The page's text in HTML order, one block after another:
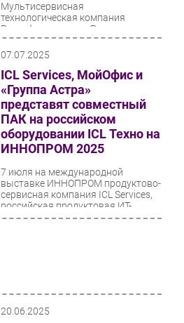
Мультисервисная
технологическая компания
Рексофт впервые в России
разработала и реализовала
алгоритмы системы
07.07.2025
ICL Services, МойОфис и
«Группа Астра»
представят совместный
ПАК на российском
оборудовании ICL Техно на
ИННОПРОМ 2025
7 июля на международной
выставке ИННОПРОМ продуктово-
сервисная компания ICL Services,
российская продуктовая ИТ-
компания МойОфис,...
20.06.2025